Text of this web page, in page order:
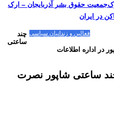
جمعیت حقوق بشر آذربایجان – ارک
در ایران
فعالین و زندانیان سیاسی چند
ساعتی
در اداره اطلاعات
ساعتی شاپور نصرت